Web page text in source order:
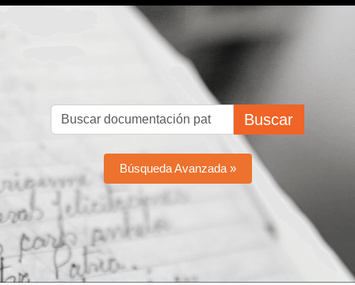
Buscar
Búsqueda Avanzada »